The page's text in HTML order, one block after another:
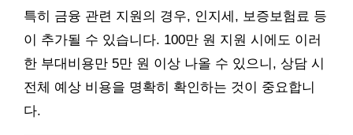
특히 금융 관련 지원의 경우, 인지세, 보증보험료 등
이 추가될 수 있습니다. 100만 원 지원 시에도 이러
한 부대비용만 5만 원 이상 나올 수 있으니, 상담 시
전체 예상 비용을 명확히 확인하는 것이 중요합니
다.